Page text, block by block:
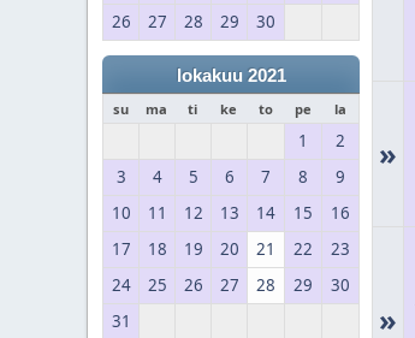
26
27 28 29 30
lokakuu 2021
su ma ti ke to pe la
1
2
3
4 5 6 7 8
9
10
11 12 13 14 15
16
17
18 19 20 21 22
23
24
25 26 27 28 29
30
31
»
»